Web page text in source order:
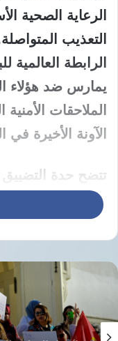
الرعاية الصحية
التعذيب
الرابطة العالمية
يمارس ضد هؤلاء
الملاحقات
الآونة الأخيرة في
تتضح حدة التضييق
من 80 مواطنا
حالة انتهاك
الانتهاكات
للممتلكات
وجودهم